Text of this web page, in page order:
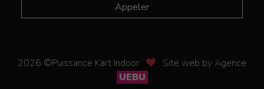
Appeler
2026 ©Puissance Kart Indoor
Site web by Agence
UEBU